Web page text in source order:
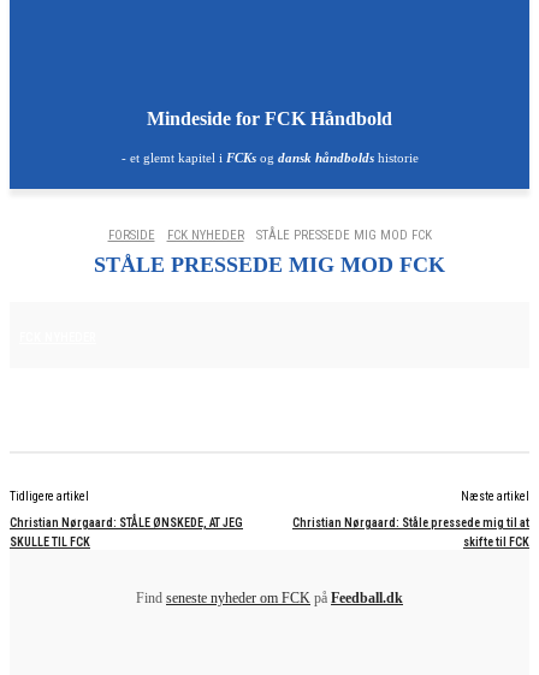
Mindeside for FCK Håndbold
- et glemt kapitel i FCKsog dansk håndboldshistorie
FORSIDE FCK NYHEDER STÅLE PRESSEDE MIG MOD FCK
STÅLE PRESSEDE MIG MOD FCK
Tidligere artikel
Christian Nørgaard: STÅLE ØNSKEDE, AT JEG
SKULLE TIL FCK
Næste artikel
Christian Nørgaard: Ståle pressede mig til at
skifte til FCK
Find seneste nyheder om FCK på Feedball.dk